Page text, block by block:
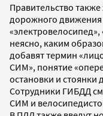
Правительство
дорожного
неясно, каким
добавят термин
СИМ», понятие
остановки и стоянки
Сотрудники ГИБДД
СИМ и